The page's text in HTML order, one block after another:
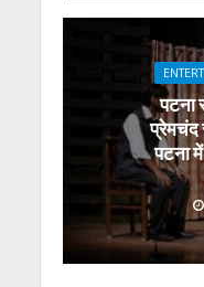
k
पटना
प्रेमचंद
पटना